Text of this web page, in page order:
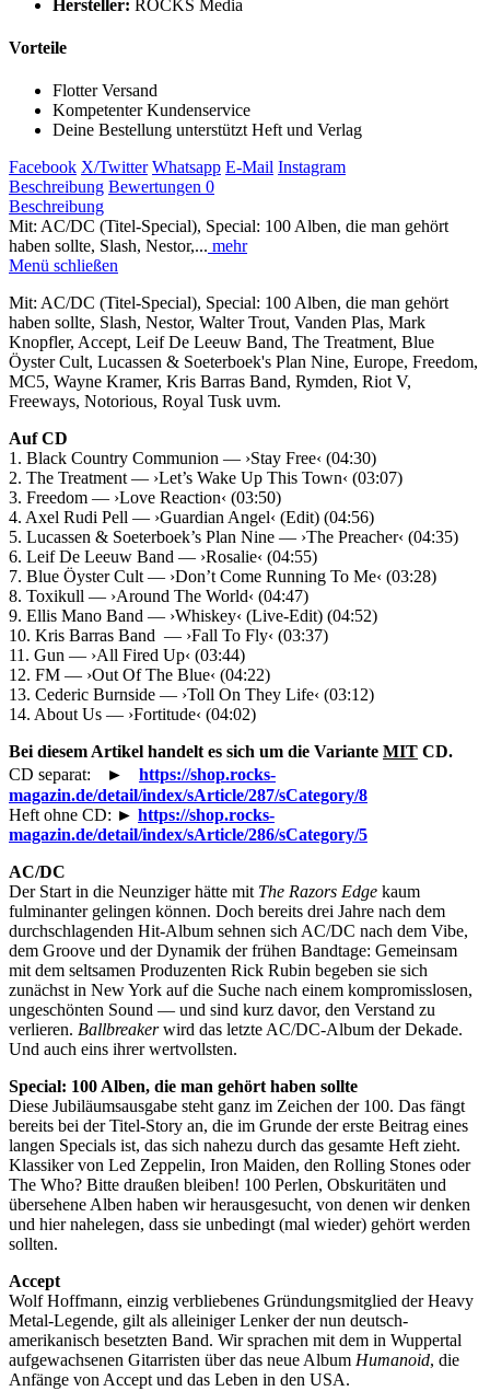
Hersteller: ROCKS Media
Vorteile
Flotter Versand
Kompetenter Kundenservice
Deine Bestellung unterstützt Heft und Verlag
Facebook X/Twitter Whatsapp E-Mail Instagram
Beschreibung Bewertungen 0
Beschreibung
Mit: AC/DC (Titel-Special), Special: 100 Alben, die man gehört
haben sollte, Slash, Nestor,... mehr
Menü schließen
Mit: AC/DC (Titel-Special), Special: 100 Alben, die man gehört
haben sollte, Slash, Nestor, Walter Trout, Vanden Plas, Mark
Knopfler, Accept, Leif De Leeuw Band, The Treatment, Blue
Öyster Cult, Lucassen & Soeterboek's Plan Nine, Europe, Freedom,
MC5, Wayne Kramer, Kris Barras Band, Rymden, Riot V,
Freeways, Notorious, Royal Tusk uvm.
Auf CD
1. Black Country Communion — ›Stay Free‹ (04:30)
2. The Treatment — ›Let’s Wake Up This Town‹ (03:07)
3. Freedom — ›Love Reaction‹ (03:50)
4. Axel Rudi Pell — ›Guardian Angel‹ (Edit) (04:56)
5. Lucassen & Soeterboek’s Plan Nine — ›The Preacher‹ (04:35)
6. Leif De Leeuw Band — ›Rosalie‹ (04:55)
7. Blue Öyster Cult — ›Don’t Come Running To Me‹ (03:28)
8. Toxikull — ›Around The World‹ (04:47)
9. Ellis Mano Band — ›Whiskey‹ (Live-Edit) (04:52)
10. Kris Barras Band — ›Fall To Fly‹ (03:37)
11. Gun — ›All Fired Up‹ (03:44)
12. FM — ›Out Of The Blue‹ (04:22)
13. Cederic Burnside — ›Toll On They Life‹ (03:12)
14. About Us — ›Fortitude‹ (04:02)
Bei diesem Artikel handelt es sich um die Variante MIT CD.
CD separat: ► https://shop.rocks-
magazin.de/detail/index/sArticle/287/sCategory/8
Heft ohne CD: ► https://shop.rocks-
magazin.de/detail/index/sArticle/286/sCategory/5
AC/DC
Der Start in die Neunziger hätte mit The Razors Edge kaum
fulminanter gelingen können. Doch bereits drei Jahre nach dem
durchschlagenden Hit-Album sehnen sich AC/DC nach dem Vibe,
dem Groove und der Dynamik der frühen Bandtage: Gemeinsam
mit dem seltsamen Produzenten Rick Rubin begeben sie sich
zunächst in New York auf die Suche nach einem kompromisslosen,
ungeschönten Sound — und sind kurz davor, den Verstand zu
verlieren. Ballbreakerwird das letzte AC/DC-Album der Dekade.
Und auch eins ihrer wertvollsten.
Special: 100 Alben, die man gehört haben sollte
Diese Jubiläumsausgabe steht ganz im Zeichen der 100. Das fängt
bereits bei der Titel-Story an, die im Grunde der erste Beitrag eines
langen Specials ist, das sich nahezu durch das gesamte Heft zieht.
Klassiker von Led Zeppelin, Iron Maiden, den Rolling Stones oder
The Who? Bitte draußen bleiben! 100 Perlen, Obskuritäten und
übersehene Alben haben wir herausgesucht, von denen wir denken
und hier nahelegen, dass sie unbedingt (mal wieder) gehört werden
sollten.
Accept
Wolf Hoffmann, einzig verbliebenes Gründungsmitglied der Heavy
Metal-Legende, gilt als alleiniger Lenker der nun deutsch-
amerikanisch besetzten Band. Wir sprachen mit dem in Wuppertal
aufgewachsenen Gitarristen über das neue Album Humanoid, die
Anfänge von Accept und das Leben in den USA.